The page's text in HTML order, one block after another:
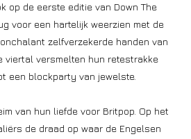
op de eerste editie van Down The
voor een hartelijk weerzien met de
zelfverzekerde handen van
viertal versmelten hun retestrakke
een blockparty van jewelste.
van hun liefde voor Britpop. Op het
de draad op waar de Engelsen